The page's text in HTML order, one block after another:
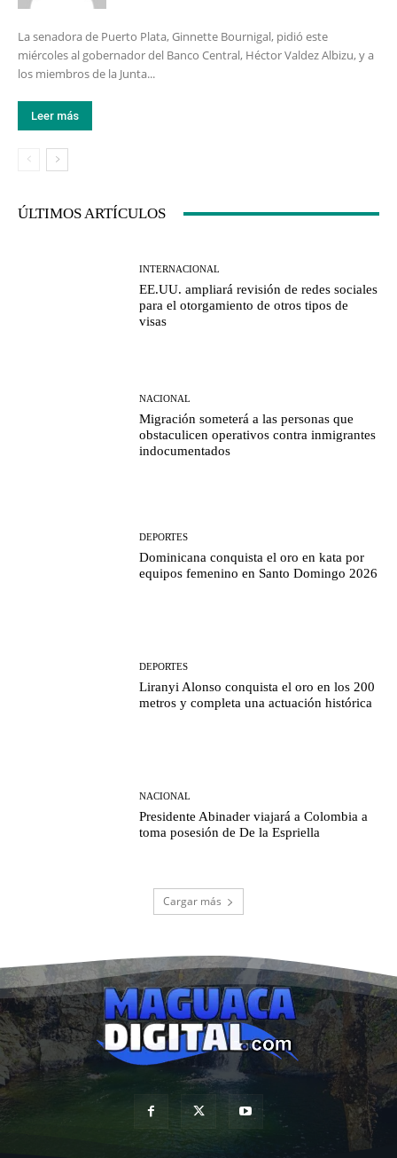
La senadora de Puerto Plata, Ginnette Bournigal, pidió este
miércoles al gobernador del Banco Central, Héctor Valdez Albizu, y a
los miembros de la Junta...
Leer más
ÚLTIMOS ARTÍCULOS
INTERNACIONAL
EE.UU. ampliará revisión de redes sociales
para el otorgamiento de otros tipos de
visas
NACIONAL
Migración someterá a las personas que
obstaculicen operativos contra inmigrantes
indocumentados
DEPORTES
Dominicana conquista el oro en kata por
equipos femenino en Santo Domingo 2026
DEPORTES
Liranyi Alonso conquista el oro en los 200
metros y completa una actuación histórica
NACIONAL
Presidente Abinader viajará a Colombia a
toma posesión de De la Espriella
Cargar más